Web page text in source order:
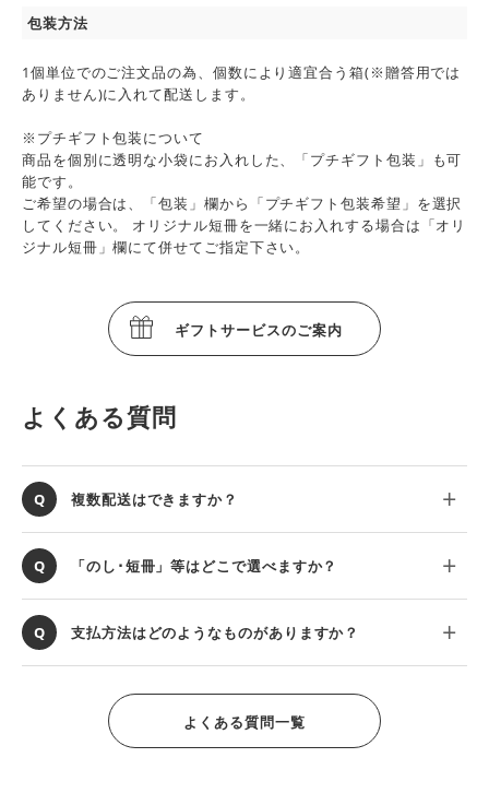
包装方法
1個単位でのご注文品の為、個数により適宜合う箱(※贈答用では
ありません)に入れて配送します。
※プチギフト包装について
商品を個別に透明な小袋にお入れした、「プチギフト包装」も可
能です。
ご希望の場合は、「包装」欄から「プチギフト包装希望」を選択
してください。 オリジナル短冊を一緒にお入れする場合は「オリ
ジナル短冊」欄にて併せてご指定下さい。
ギフトサービスのご案内
よくある質問
複数配送はできますか？
「のし･短冊」等はどこで選べますか？
支払方法はどのようなものがありますか？
よくある質問一覧